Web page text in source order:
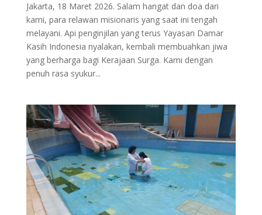
Jakarta, 18 Maret 2026. Salam hangat dan doa dari
kami, para relawan misionaris yang saat ini tengah
melayani. Api penginjilan yang terus Yayasan Damar
Kasih Indonesia nyalakan, kembali membuahkan jiwa
yang berharga bagi Kerajaan Surga. Kami dengan
penuh rasa syukur...